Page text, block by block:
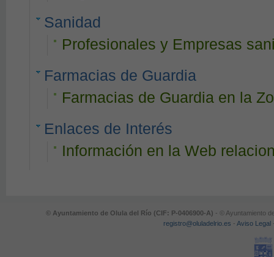
Sanidad
Profesionales y Empresas
Farmacias de Guardia
Farmacias de Guardia en la
Enlaces de Interés
Información en la Web
© Ayuntamiento de Olula del Río (CIF: P-0406900-A) - © Ayuntamiento
registro@oluladelrio.es - Aviso Legal